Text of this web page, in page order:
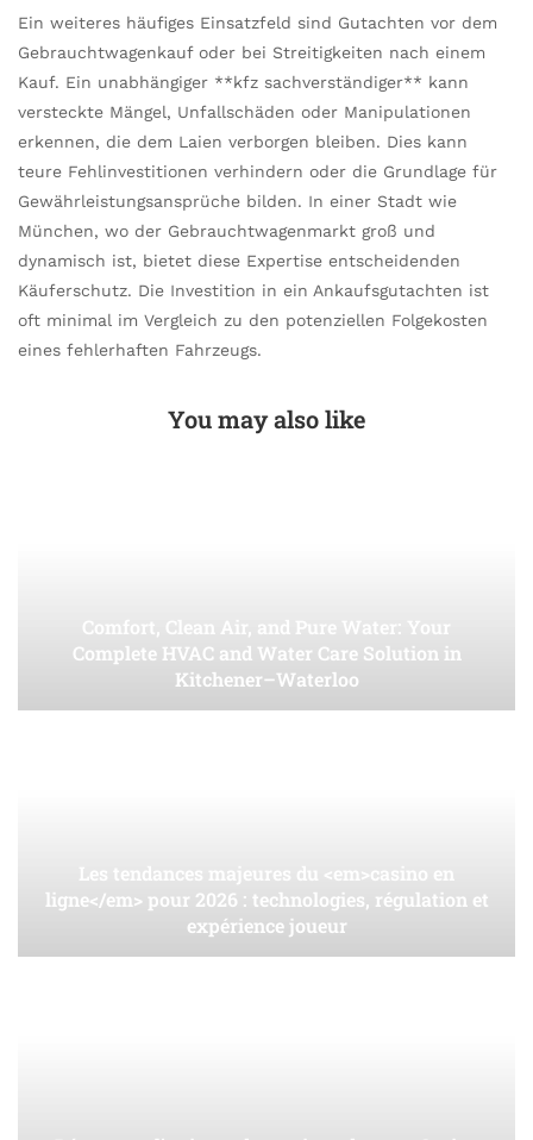
Ein weiteres häufiges Einsatzfeld sind Gutachten vor dem
Gebrauchtwagenkauf oder bei Streitigkeiten nach einem
Kauf. Ein unabhängiger **kfz sachverständiger** kann
versteckte Mängel, Unfallschäden oder Manipulationen
erkennen, die dem Laien verborgen bleiben. Dies kann
teure Fehlinvestitionen verhindern oder die Grundlage für
Gewährleistungsansprüche bilden. In einer Stadt wie
München, wo der Gebrauchtwagenmarkt groß und
dynamisch ist, bietet diese Expertise entscheidenden
Käuferschutz. Die Investition in ein Ankaufsgutachten ist
oft minimal im Vergleich zu den potenziellen Folgekosten
eines fehlerhaften Fahrzeugs.
You may also like
Comfort, Clean Air, and Pure Water: Your
Complete HVAC and Water Care Solution in
Kitchener–Waterloo
Les tendances majeures du <em>casino en
ligne</em> pour 2026 : technologies, régulation et
expérience joueur